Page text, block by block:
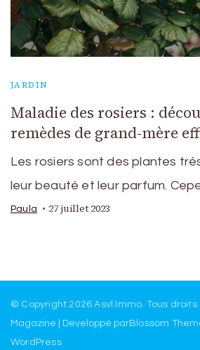
JARDIN
Maladie des rosiers :
remèdes de grand-mère
Les rosiers sont des plantes
leur beauté et leur parfum.
Paula 27 juillet 2023
© Copyright.2026Asvl Immo. Tous
Magazine | Developpé parBlossom
WordPress